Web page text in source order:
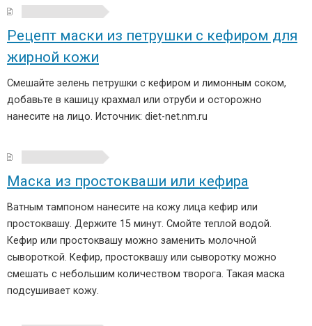
Рецепт маски из петрушки с кефиром для
жирной кожи
Смешайте зелень петрушки с кефиром и лимонным соком,
добавьте в кашицу крахмал или отруби и осторожно
нанесите на лицо. Источник: diet-net.nm.ru
Маска из простокваши или кефира
Ватным тампоном нанесите на кожу лица кефир или
простоквашу. Держите 15 минут. Смойте теплой водой.
Кефир или простоквашу можно заменить молочной
сывороткой. Кефир, простоквашу или сыворотку можно
смешать с небольшим количеством творога. Такая маска
подсушивает кожу.